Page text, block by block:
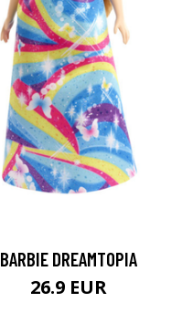
BARBIE DREAMTOPIA
26.9 EUR